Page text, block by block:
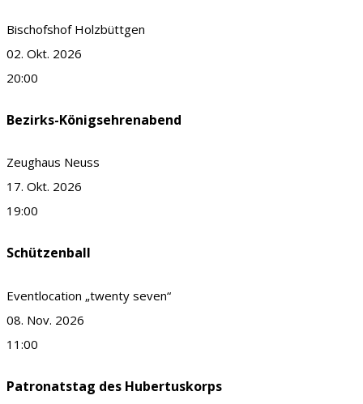
Bischofshof Holzbüttgen
02. Okt. 2026
20:00
Bezirks-Königsehrenabend
Zeughaus Neuss
17. Okt. 2026
19:00
Schützenball
Eventlocation „twenty seven“
08. Nov. 2026
11:00
Patronatstag des Hubertuskorps